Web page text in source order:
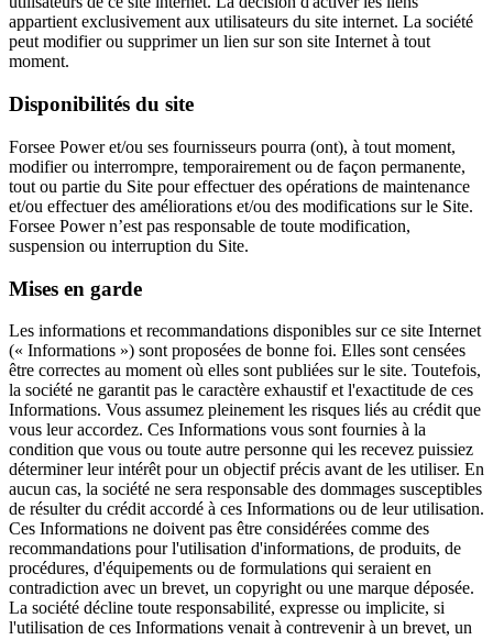
appartient exclusivement aux utilisateurs du site internet. La société
peut modifier ou supprimer un lien sur son site Internet à tout
moment.
Disponibilités du site
Forsee Power et/ou ses fournisseurs pourra (ont), à tout moment,
modifier ou interrompre, temporairement ou de façon permanente,
tout ou partie du Site pour effectuer des opérations de maintenance
et/ou effectuer des améliorations et/ou des modifications sur le Site.
Forsee Power n’est pas responsable de toute modification,
suspension ou interruption du Site.
Mises en garde
Les informations et recommandations disponibles sur ce site Internet
(« Informations ») sont proposées de bonne foi. Elles sont censées
être correctes au moment où elles sont publiées sur le site. Toutefois,
la société ne garantit pas le caractère exhaustif et l'exactitude de ces
Informations. Vous assumez pleinement les risques liés au crédit que
vous leur accordez. Ces Informations vous sont fournies à la
condition que vous ou toute autre personne qui les recevez puissiez
déterminer leur intérêt pour un objectif précis avant de les utiliser. En
aucun cas, la société ne sera responsable des dommages susceptibles
de résulter du crédit accordé à ces Informations ou de leur utilisation.
Ces Informations ne doivent pas être considérées comme des
recommandations pour l'utilisation d'informations, de produits, de
procédures, d'équipements ou de formulations qui seraient en
contradiction avec un brevet, un copyright ou une marque déposée.
La société décline toute responsabilité, expresse ou implicite, si
l'utilisation de ces Informations venait à contrevenir à un brevet, un